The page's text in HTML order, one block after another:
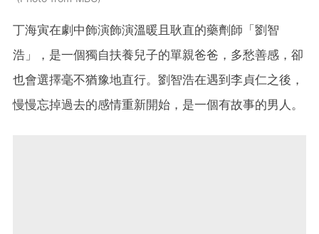
丁海寅在劇中飾演飾演溫暖且耿直的藥劑師「劉智
浩」，是一個獨自扶養兒子的單親爸爸，多愁善感，卻
也會選擇毫不猶豫地直行。劉智浩在遇到李貞仁之後，
慢慢忘掉過去的感情重新開始，是一個有故事的男人。